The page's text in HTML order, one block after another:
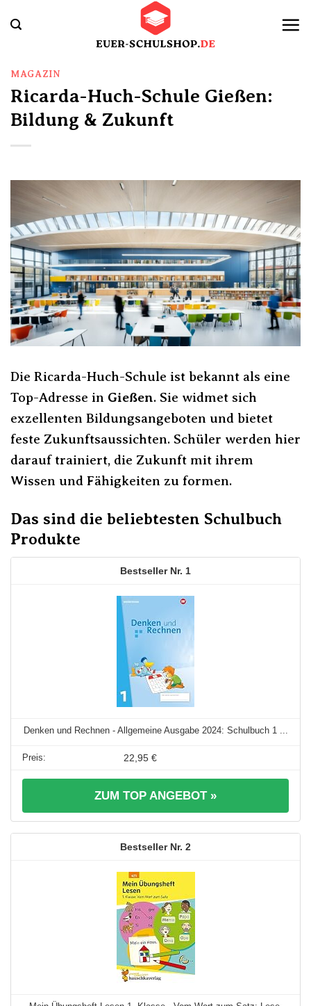
Inhalt
MAGAZIN
Ricarda-Huch-Schule Gießen:
Bildung & Zukunft
Die Ricarda-Huch-Schule ist bekannt als eine
Top-Adresse in Gießen. Sie widmet sich
exzellenten Bildungsangeboten und bietet
feste Zukunftsaussichten. Schüler werden hier
darauf trainiert, die Zukunft mit ihrem
Wissen und Fähigkeiten zu formen.
Das sind die beliebtesten Schulbuch
Produkte
1
Denken und Rechnen - Allgemeine Ausgabe 2024: Schulbuch 1 ...
22,95 €
ZUM TOP ANGEBOT »
2